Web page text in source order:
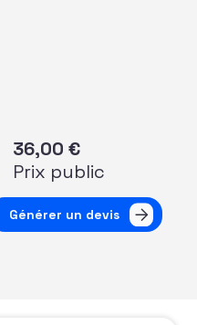
36,00 €
Prix public
de-France
Générer un devis